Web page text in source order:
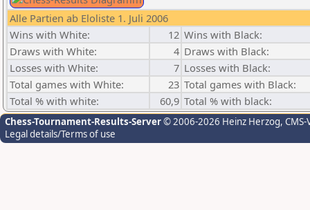
Alle Partien ab Eloliste 1. Juli 2006
Wins with White:
12 Wins with Black:
Draws with White:
4 Draws with Black:
Losses with White:
7 Losses with Black:
Total games with White:
23 Total games with Black:
Total % with white:
60,9 Total % with black:
Chess-Tournament-Results-Server© 2006-2026 Heinz Herzog,
Legal details/Terms of use